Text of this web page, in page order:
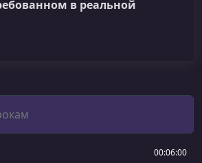
в реальной
00:06:00